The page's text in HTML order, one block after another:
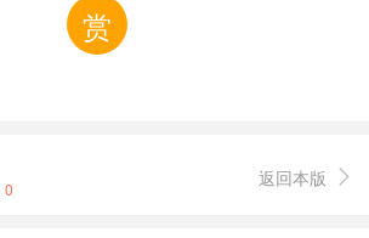
赏
0 返回本版 